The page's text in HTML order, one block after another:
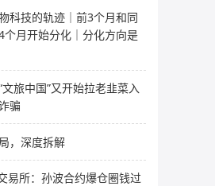
科技的轨迹｜前3个月和同
个月开始分化｜分化方向是
旅中国”又开始拉老韭菜入
骗
，深度拆解
易所：孙波合约爆仓圈钱过